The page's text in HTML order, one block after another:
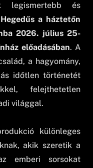
legismertebb és
Hegedűs a háztetőn
2026. július 25-
előadásában. A
a hagyomány,
időtlen történetét
felejthetetlen
világgal.
különleges
akik szeretik a
emberi sorsokat